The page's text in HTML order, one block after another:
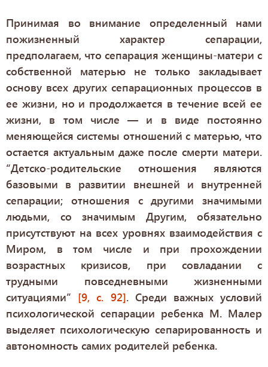
Принимая во внимание определенный нами
пожизненный характер сепарации,
предполагаем, что сепарация женщины-матери с
собственной матерью не только закладывает
основу всех других сепарационных процессов в
ее жизни, но и продолжается в течение всей ее
жизни, в том числе — и в виде постоянно
меняющейся системы отношений с матерью, что
остается актуальным даже после смерти матери.
“Детско-родительские отношения являются
базовыми в развитии внешней и внутренней
сепарации; отношения с другими значимыми
людьми, со значимым Другим, обязательно
присутствуют на всех уровнях взаимодействия с
Миром, в том числе и при прохождении
возрастных кризисов, при совладании с
трудными повседневными жизненными
ситуациями” [9, с. 92]. Среди важных условий
психологической сепарации ребенка М. Малер
выделяет психологическую сепарированность и
автономность самих родителей ребенка.